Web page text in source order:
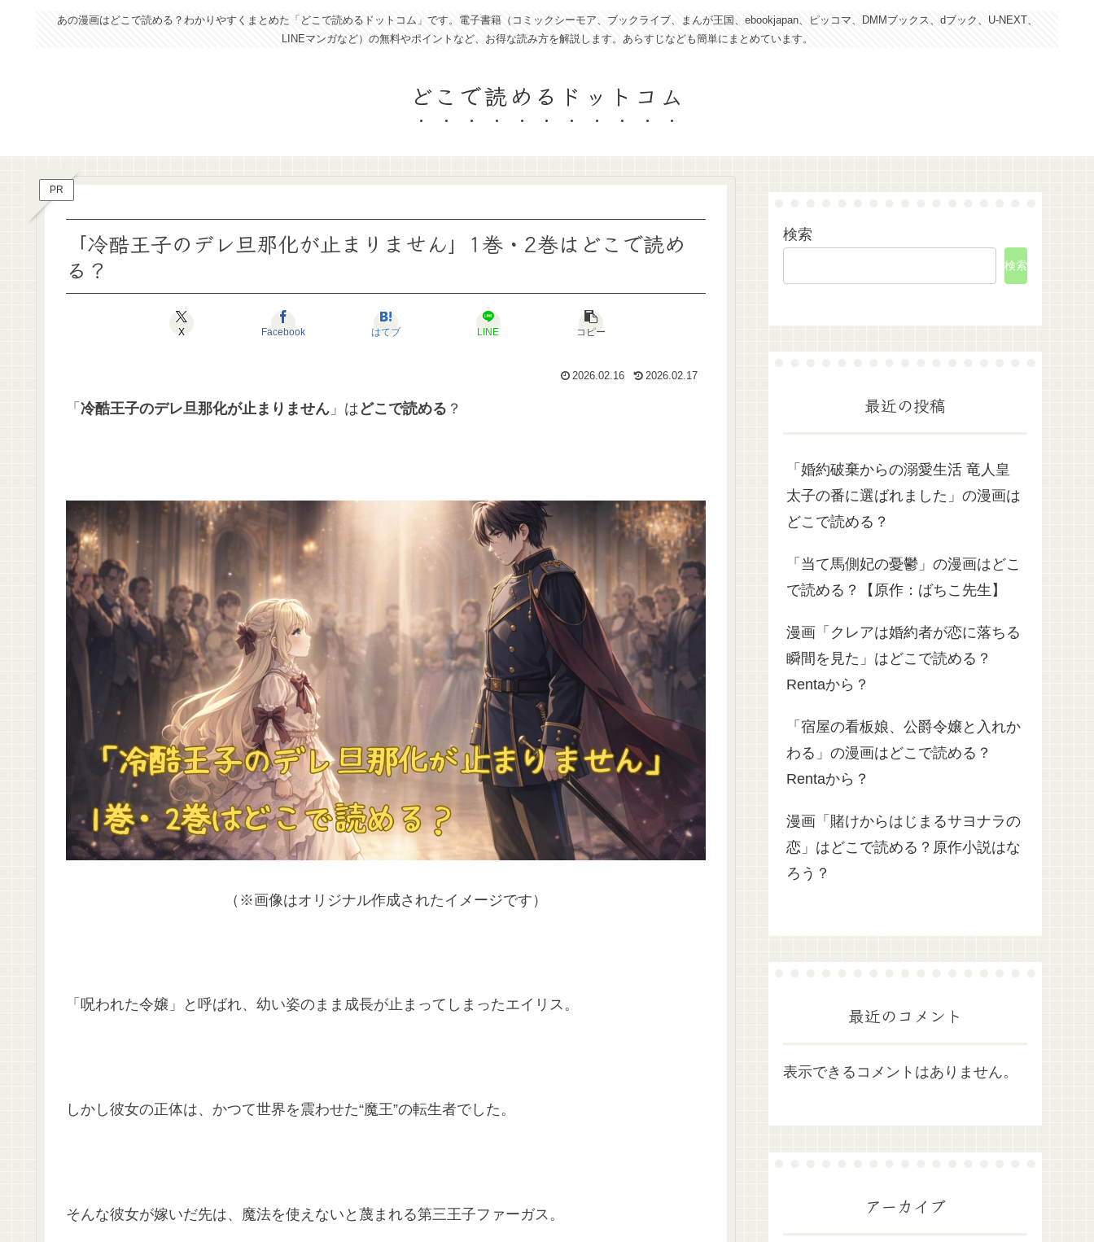
あの漫画はどこで読める？わかりやすくまとめた「どこで読めるドットコム」です。電子書籍（コミックシーモア、ブックライブ、まんが王国、ebookjapan、ピッコマ、DMMブックス、dブック、U-NEXT、
LINEマンガなど）の無料やポイントなど、お得な読み方を解説します。あらすじなども簡単にまとめています。
どこで読めるドットコム
PR
「冷酷王子のデレ旦那化が止まりません」1巻・2巻はどこで読め
る？
X Facebook はてブ LINE コピー
2026.02.16 2026.02.17
「 冷酷王子のデレ旦那化が止まりません 」は どこで読める ？
（※画像はオリジナル作成されたイメージです）
「呪われた令嬢」と呼ばれ、幼い姿のまま成長が止まってしまったエイリス。
しかし彼女の正体は、かつて世界を震わせた“魔王”の転生者でした。
そんな彼女が嫁いだ先は、魔法を使えないと蔑まれる第三王子ファーガス。
検索
検索
最近の投稿
「婚約破棄からの溺愛生活 竜人皇
太子の番に選ばれました」の漫画は
どこで読める？
「当て馬側妃の憂鬱」の漫画はどこ
で読める？【原作：ばちこ先生】
漫画「クレアは婚約者が恋に落ちる
瞬間を見た」はどこで読める？
Rentaから？
「宿屋の看板娘、公爵令嬢と入れか
わる」の漫画はどこで読める？
Rentaから？
漫画「賭けからはじまるサヨナラの
恋」はどこで読める？原作小説はな
ろう？
最近のコメント
表示できるコメントはありません。
アーカイブ